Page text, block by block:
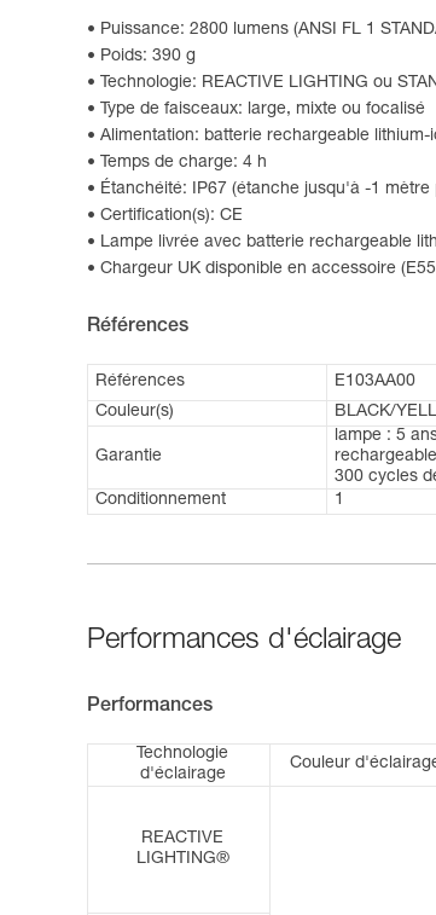
Puissance: 2800 lumens (ANSI FL 1
Poids: 390 g
Technologie: REACTIVE LIGHTING ou
Type de faisceaux: large, mixte ou focalisé
Alimentation: batterie rechargeable
Temps de charge: 4 h
Étanchéité: IP67 (étanche jusqu'à -1
Certification(s): CE
Lampe livrée avec batterie rechargeable
Chargeur UK disponible en accessoire
Références
Références
E103AA00
Couleur(s)
BLACK/
Garantie
lampe : 5
300 cycles
Conditionnement
1
Performances d'éclairage
Performances
Technologie
d'éclairage
Couleur
REACTIVE
LIGHTING®